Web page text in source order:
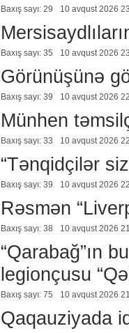
Baxış sayı: 29 10 avqust 2026
Baxış sayı: 35 10 avqust 2026
Görünüşünə
Baxış sayı: 39 10 avqust 2026
Münhen
Baxış sayı: 33 10 avqust 2026
“Tənqidçilər
Baxış sayı: 39 10 avqust 2026
Rəsmən
Baxış sayı: 38 10 avqust 2026
“Qarabağ”ın
legionçusu
Baxış sayı: 75 10 avqust 2026
Qaqauziyada